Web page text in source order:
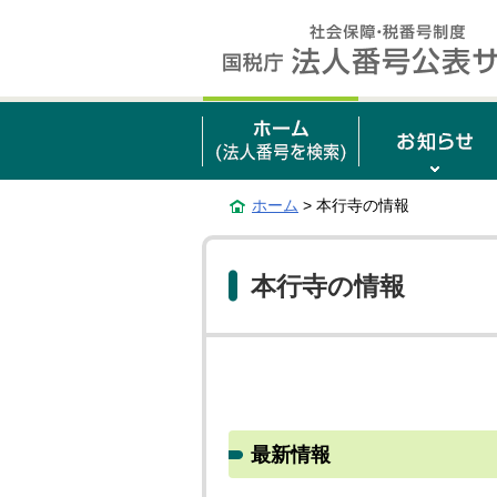
ホーム > 本行寺の情報
本行寺の情報
最新情報